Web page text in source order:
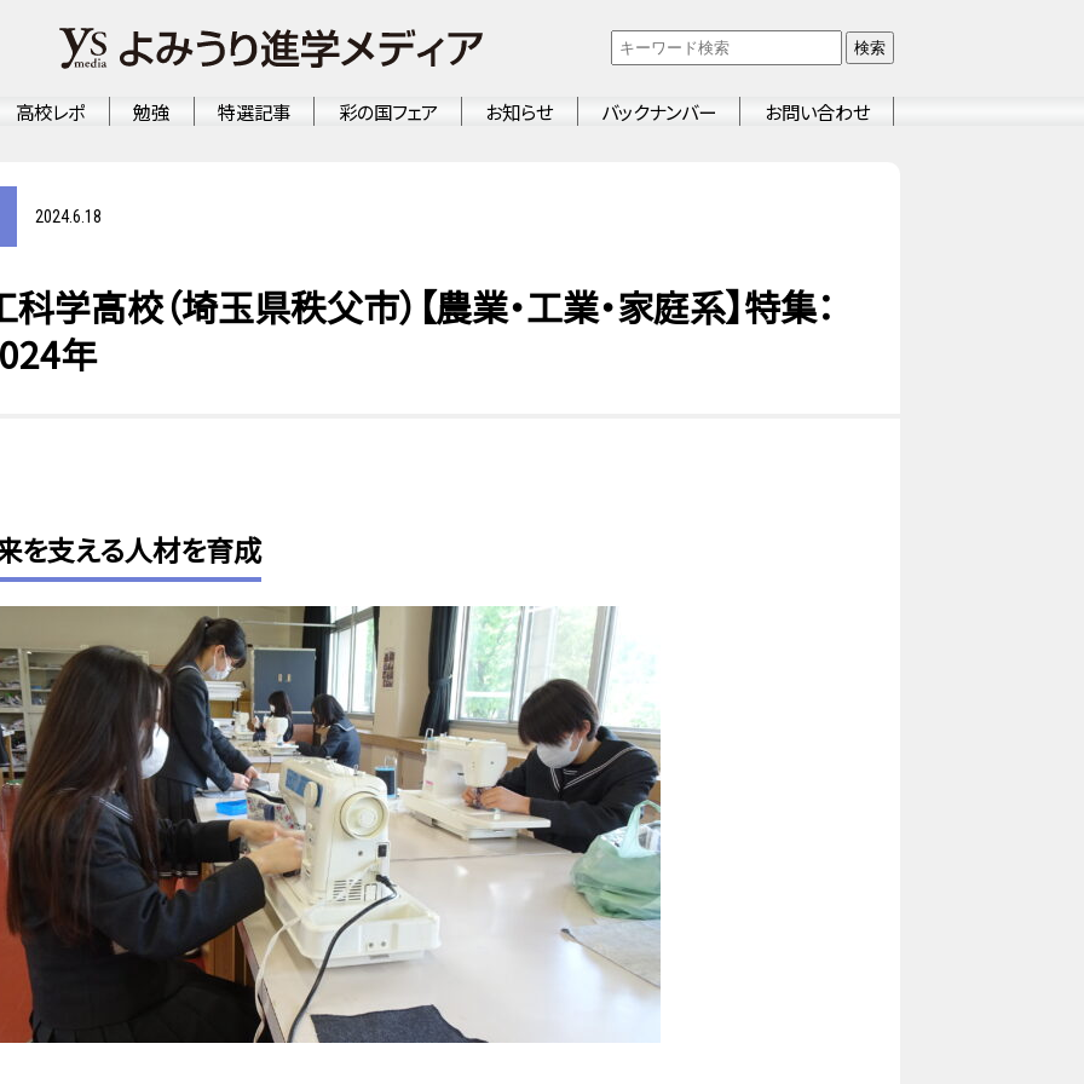
検索
高校レポ 勉強 特選記事 彩の国フェア お知らせ バックナンバー お問い合わせ
2024.6.18
学高校（埼玉県秩父市）【農業・工業・家庭系】特集：
年
を支える人材を育成